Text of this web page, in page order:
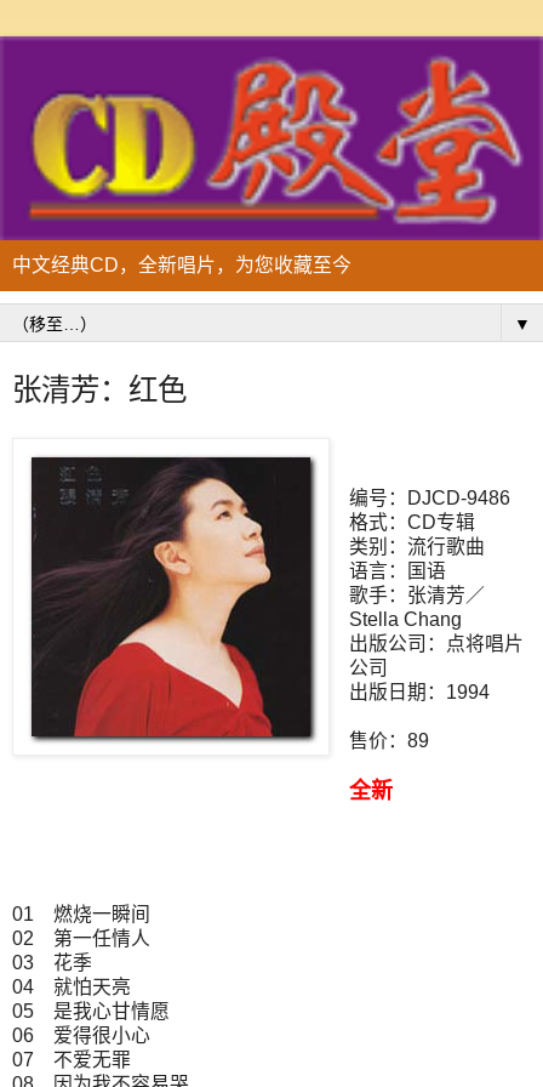
中文经典CD，全新唱片，为您收藏至今
▼
张清芳：红色
编号：DJCD-9486
格式：CD专辑
类别：流行歌曲
语言：国语
歌手：张清芳／
Stella Chang
出版公司：点将唱片
公司
出版日期：1994
售价：89
全新
01 燃烧一瞬间
02 第一任情人
03 花季
04 就怕天亮
05 是我心甘情愿
06 爱得很小心
07 不爱无罪